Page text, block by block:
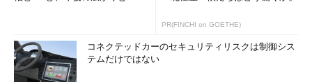
PR(FINCHI on GOETHE)
コネクテッドカーのセキュリティリスクは制御シス
テムだけではない